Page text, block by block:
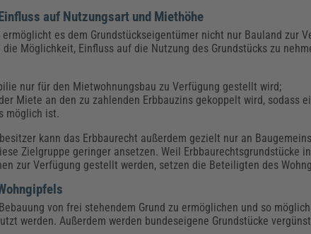
auf Nutzungsart und Miethöhe
ermöglicht es dem Grundstückseigentümer nicht nur Bauland zur
Möglichkeit, Einfluss auf die Nutzung des Grundstücks zu
nur für den Mietwohnungsbau zu Verfügung gestellt wird;
Miete an den zu zahlenden Erbbauzins gekoppelt wird, sodass
möglich ist.
kann das Erbbaurecht außerdem gezielt nur an
Zielgruppe geringer ansetzen. Weil Erbbaurechtsgrundstücke
zur Verfügung gestellt werden, setzen die Beteiligten des
von frei stehendem Grund zu ermöglichen und so
werden. Außerdem werden bundeseigene Grundstücke